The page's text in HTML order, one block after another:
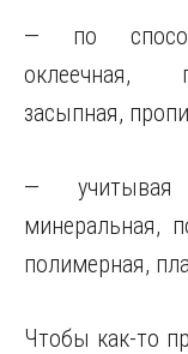
— по
оклеечная,
засыпная,
— учитывая
минеральная,
полимерная,
Чтобы как-то